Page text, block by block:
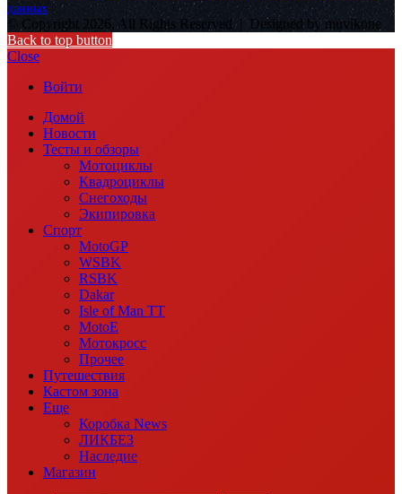
данных
© Copyright 2026, All Rights Reserved |
Designed by muvikone
Back to top button
Close
Войти
Домой
Новости
Тесты и обзоры
Мотоциклы
Квадроциклы
Снегоходы
Экипировка
Спорт
MotoGP
WSBK
RSBK
Dakar
Isle of Man TT
MotoE
Мотокросс
Прочее
Путешествия
Кастом зона
Еще
Коробка News
ЛИКБЕЗ
Наследие
Магазин